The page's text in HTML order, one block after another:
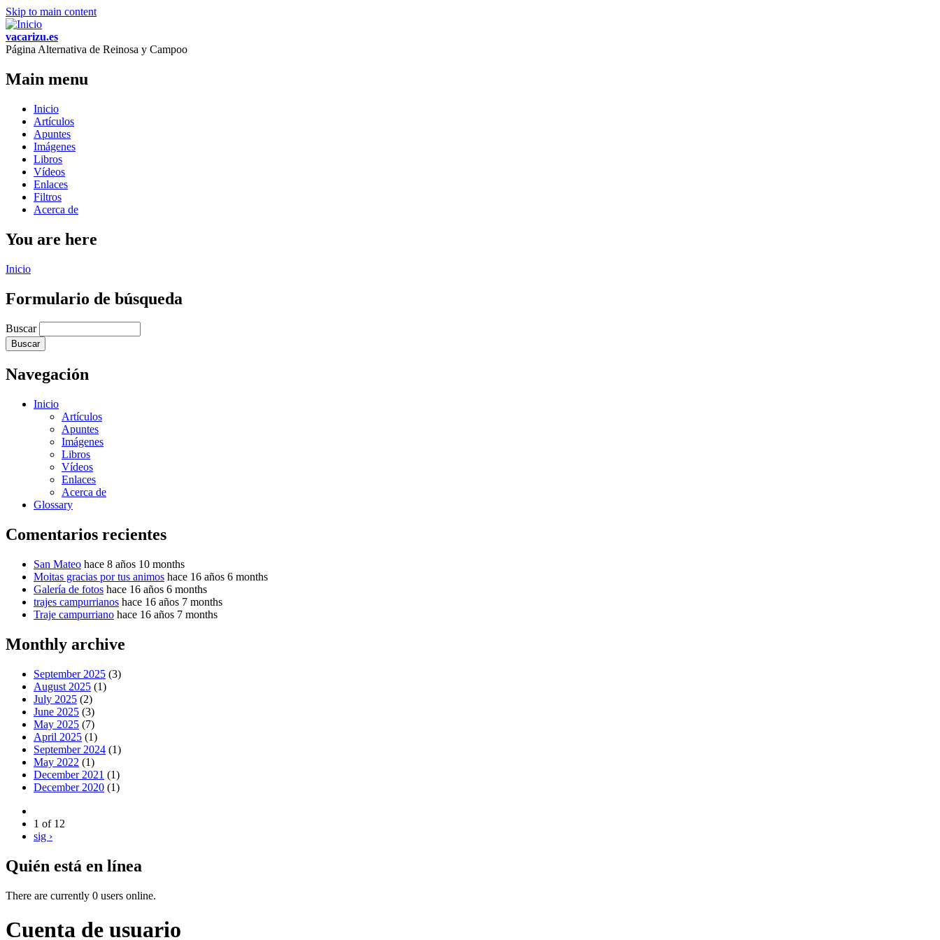
Skip to main content
vacarizu.es
Página Alternativa de Reinosa y Campoo
Main menu
Inicio
Artículos
Apuntes
Imágenes
Libros
Vídeos
Enlaces
Filtros
Acerca de
You are here
Inicio
Formulario de búsqueda
Buscar
Navegación
Inicio
Artículos
Apuntes
Imágenes
Libros
Vídeos
Enlaces
Acerca de
Glossary
Comentarios recientes
San Mateo hace 8 años 10 months
Moitas gracias por tus animos hace 16 años 6 months
Galería de fotos hace 16 años 6 months
trajes campurrianos hace 16 años 7 months
Traje campurriano hace 16 años 7 months
Monthly archive
September 2025 (3)
August 2025 (1)
July 2025 (2)
June 2025 (3)
May 2025 (7)
April 2025 (1)
September 2024 (1)
May 2022 (1)
December 2021 (1)
December 2020 (1)
1 of 12
sig ›
Quién está en línea
There are currently 0 users online.
Cuenta de usuario